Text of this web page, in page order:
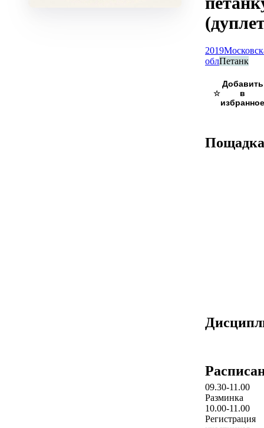
2019
облПетанк
☆
Пощадка
09.30-11.00
Разминка
10.00-11.00
Регистрация